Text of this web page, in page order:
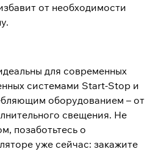
от необходимости
для современных
системами Start-Stop и
оборудованием – от
свещения. Не
позаботьтесь о
уже сейчас: закажите